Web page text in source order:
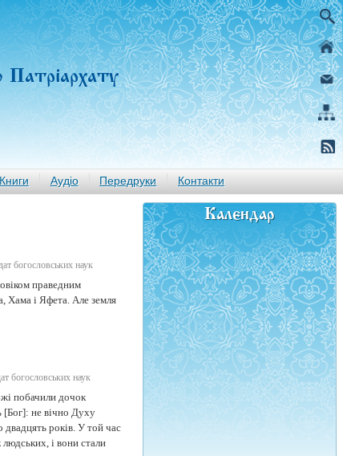
Патріархату
Книги Аудіо Передруки Контакти
богословських наук
праведним
Хама і Яфета. Але земля
богословських наук
побачили дочок
[Бог]: не вічно Духу
років. У той час
і вони стали
Календар